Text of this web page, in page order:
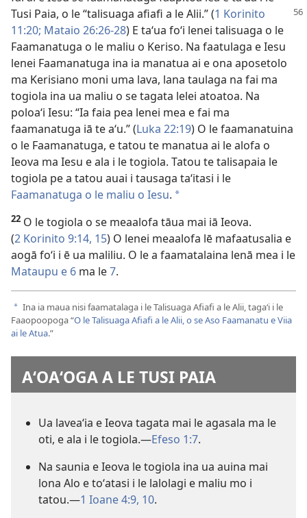
Tusi Paia, o le “talisuaga afiafi a le Alii.” (1 Korinito
11:20; Mataio 26:26-28) E taʻua foʻi lenei talisuaga o le
Faamanatuga o le maliu o Keriso. Na faatulaga e Iesu
lenei Faamanatuga ina ia manatua ai e ona aposetolo
ma Kerisiano moni uma lava, lana taulaga na fai ma
togiola ina ua maliu o se tagata lelei atoatoa. Na
poloaʻi Iesu: “Ia faia pea lenei mea e fai ma
faamanatuga iā te aʻu.” (Luka 22:19) O le faamanatuina
o le Faamanatuga, e tatou te manatua ai le alofa o
Ieova ma Iesu e ala i le togiola. Tatou te talisapaia le
togiola pe a tatou auai i tausaga taʻitasi i le
Faamanatuga o le maliu o Iesu. a
22 O le togiola o se meaalofa tāua mai iā Ieova.
(2 Korinito 9:14, 15) O lenei meaalofa lē mafaatusalia e
aogā foʻi i ē ua maliliu. O le a faamatalaina lenā mea i le
Mataupu e 6 ma le7.
a Ina ia maua nisi faamatalaga i le Talisuaga Afiafi a le Alii, tagaʻi i le
Faaopoopoga “O le Talisuaga Afiafi a le Alii, o se Aso Faamanatu e Viia
ai le Atua.”
AʻOAʻOGA A LE TUSI PAIA
Ua laveaʻia e Ieova tagata mai le agasala ma le
oti, e ala i le togiola.—Efeso 1:7.
Na saunia e Ieova le togiola ina ua auina mai
lona Alo e toʻatasi i le lalolagi e maliu mo i
tatou.—1 Ioane 4:9, 10.